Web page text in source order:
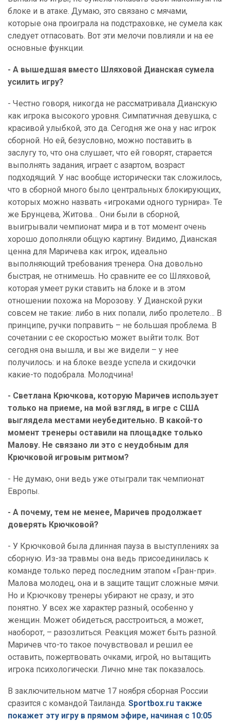
блоке и в атаке. Думаю, это связано с мячами,
которые она проиграла на подстраховке, не сумела как
следует отпасовать. Вот эти мелочи повлияли и на ее
основные функции.
- А вышедшая вместо Шляховой Дианская сумела
усилить игру?
- Честно говоря, никогда не рассматривала Дианскую
как игрока высокого уровня. Симпатичная девушка, с
красивой улыбкой, это да. Сегодня же она у нас игрок
сборной. Но ей, безусловно, можно поставить в
заслугу то, что она слушает, что ей говорят, старается
выполнять задания, играет с азартом, возраст
подходящий. У нас вообще исторически так сложилось,
что в сборной много было центральных блокирующих,
которых можно назвать «игроками одного турнира». Те
же Брунцева, Житова… Они были в сборной,
выигрывали чемпионат мира и в тот момент очень
хорошо дополняли общую картину. Видимо, Дианская
ценна для Маричева как игрок, идеально
выполняющий требования тренера. Она довольно
быстрая, не отнимешь. Но сравните ее со Шляховой,
которая умеет руки ставить на блоке и в этом
отношении похожа на Морозову. У Дианской руки
совсем не такие: либо в них попали, либо пролетело… В
принципе, ручки поправить – не большая проблема. В
сочетании с ее скоростью может выйти толк. Вот
сегодня она вышла, и вы же видели – у нее
получилось: и на блоке везде успела и скидочки
какие-то подобрала. Молодчина!
- Светлана Крючкова, которую Маричев использует
только на приеме, на мой взгляд, в игре с США
выглядела местами неубедительно. В какой-то
момент тренеры оставили на площадке только
Малову. Не связано ли это с неудобным для
Крючковой игровым ритмом?
- Не думаю, они ведь уже отыграли так чемпионат
Европы.
- А почему, тем не менее, Маричев продолжает
доверять Крючковой?
- У Крючковой была длинная пауза в выступлениях за
сборную. Из-за травмы она ведь присоединилась к
команде только перед последним этапом «Гран-при».
Малова молодец, она и в защите тащит сложные мячи.
Но и Крючкову тренеры убирают не сразу, и это
понятно. У всех же характер разный, особенно у
женщин. Может обидеться, расстроиться, а может,
наоборот, – разозлиться. Реакция может быть разной.
Маричев что-то такое почувствовал и решил ее
оставить, пожертвовать очками, игрой, но вытащить
игрока психологически. Лично мне так показалось.
В заключительном матче 17 ноября сборная России
сразится с командой Таиланда. Sportbox.ru также
покажет эту игру в прямом эфире, начиная с 10:05